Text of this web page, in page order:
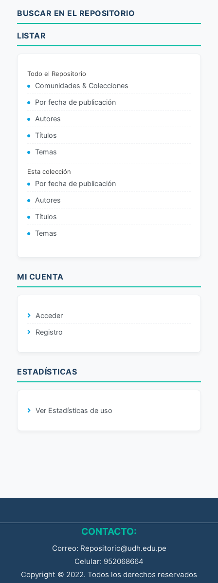
BUSCAR EN EL REPOSITORIO
LISTAR
Todo el Repositorio
Comunidades & Colecciones
Por fecha de publicación
Autores
Títulos
Temas
Esta colección
Por fecha de publicación
Autores
Títulos
Temas
MI CUENTA
Acceder
Registro
ESTADÍSTICAS
Ver Estadísticas de uso
CONTACTO:
Correo: Repositorio@udh.edu.pe
Celular: 952068664
Copyright © 2022. Todos los derechos reservados